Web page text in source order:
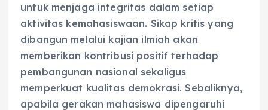
untuk menjaga integritas dalam setiap
aktivitas kemahasiswaan. Sikap kritis yang
dibangun melalui kajian ilmiah akan
memberikan kontribusi positif terhadap
pembangunan nasional sekaligus
memperkuat kualitas demokrasi. Sebaliknya,
apabila gerakan mahasiswa dipengaruhi